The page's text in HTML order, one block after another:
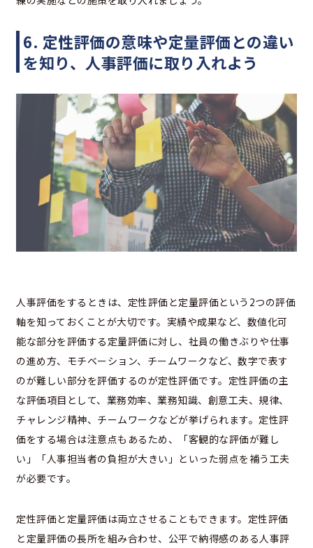
6. 定性評価の意味や定量評価との違い
を知り、人事評価に取り入れよう
人事評価をするときは、定性評価と定量評価という2つの評価
軸を知っておくことが大切です。実績や成果など、数値化可
能な部分を評価する定量評価に対し、社員の働きぶりや仕事
の進め方、モチベーション、チームワークなど、数字で表す
のが難しい部分を評価するのが定性評価です。定性評価の主
な評価項目として、業務効率、業務知識、創意工夫、規律、
チャレンジ精神、チームワークなどが挙げられます。定性評
価をする場合は注意点もあるため、「客観的な評価が難し
い」「人事担当者の負担が大きい」といった弱点を補う工夫
が必要です。
定性評価と定量評価は両立させることもできます。定性評価
と定量評価の長所を組み合わせ、公平で納得感のある人事評